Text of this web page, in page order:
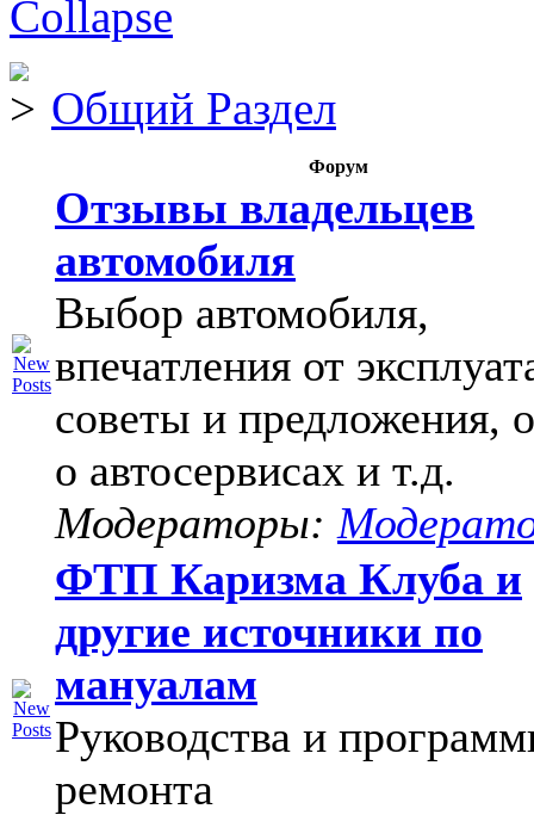
Общий Раздел
Форум
Отзывы владельцев
автомобиля
Выбор автомобиля,
впечатления от
советы и предложения,
о автосервисах и т.д.
Модераторы:
ФТП Каризма Клуба и
другие источники по
мануалам
Руководства и
ремонта